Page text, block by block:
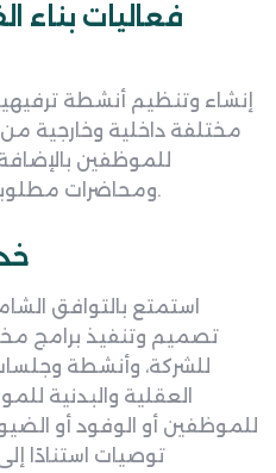
فعاليات بناء
إنشاء وتنظيم أنشطة
مختلفة داخلية وخارجية
للموظفين
ومحاضرات مطلوبة تناسب اهتماماتهم.
استمتع بالتوافق
للشركة، وأنشطة
العقلية والبدنية
للموظفين أو الوفود أو
توصيات استنادًا